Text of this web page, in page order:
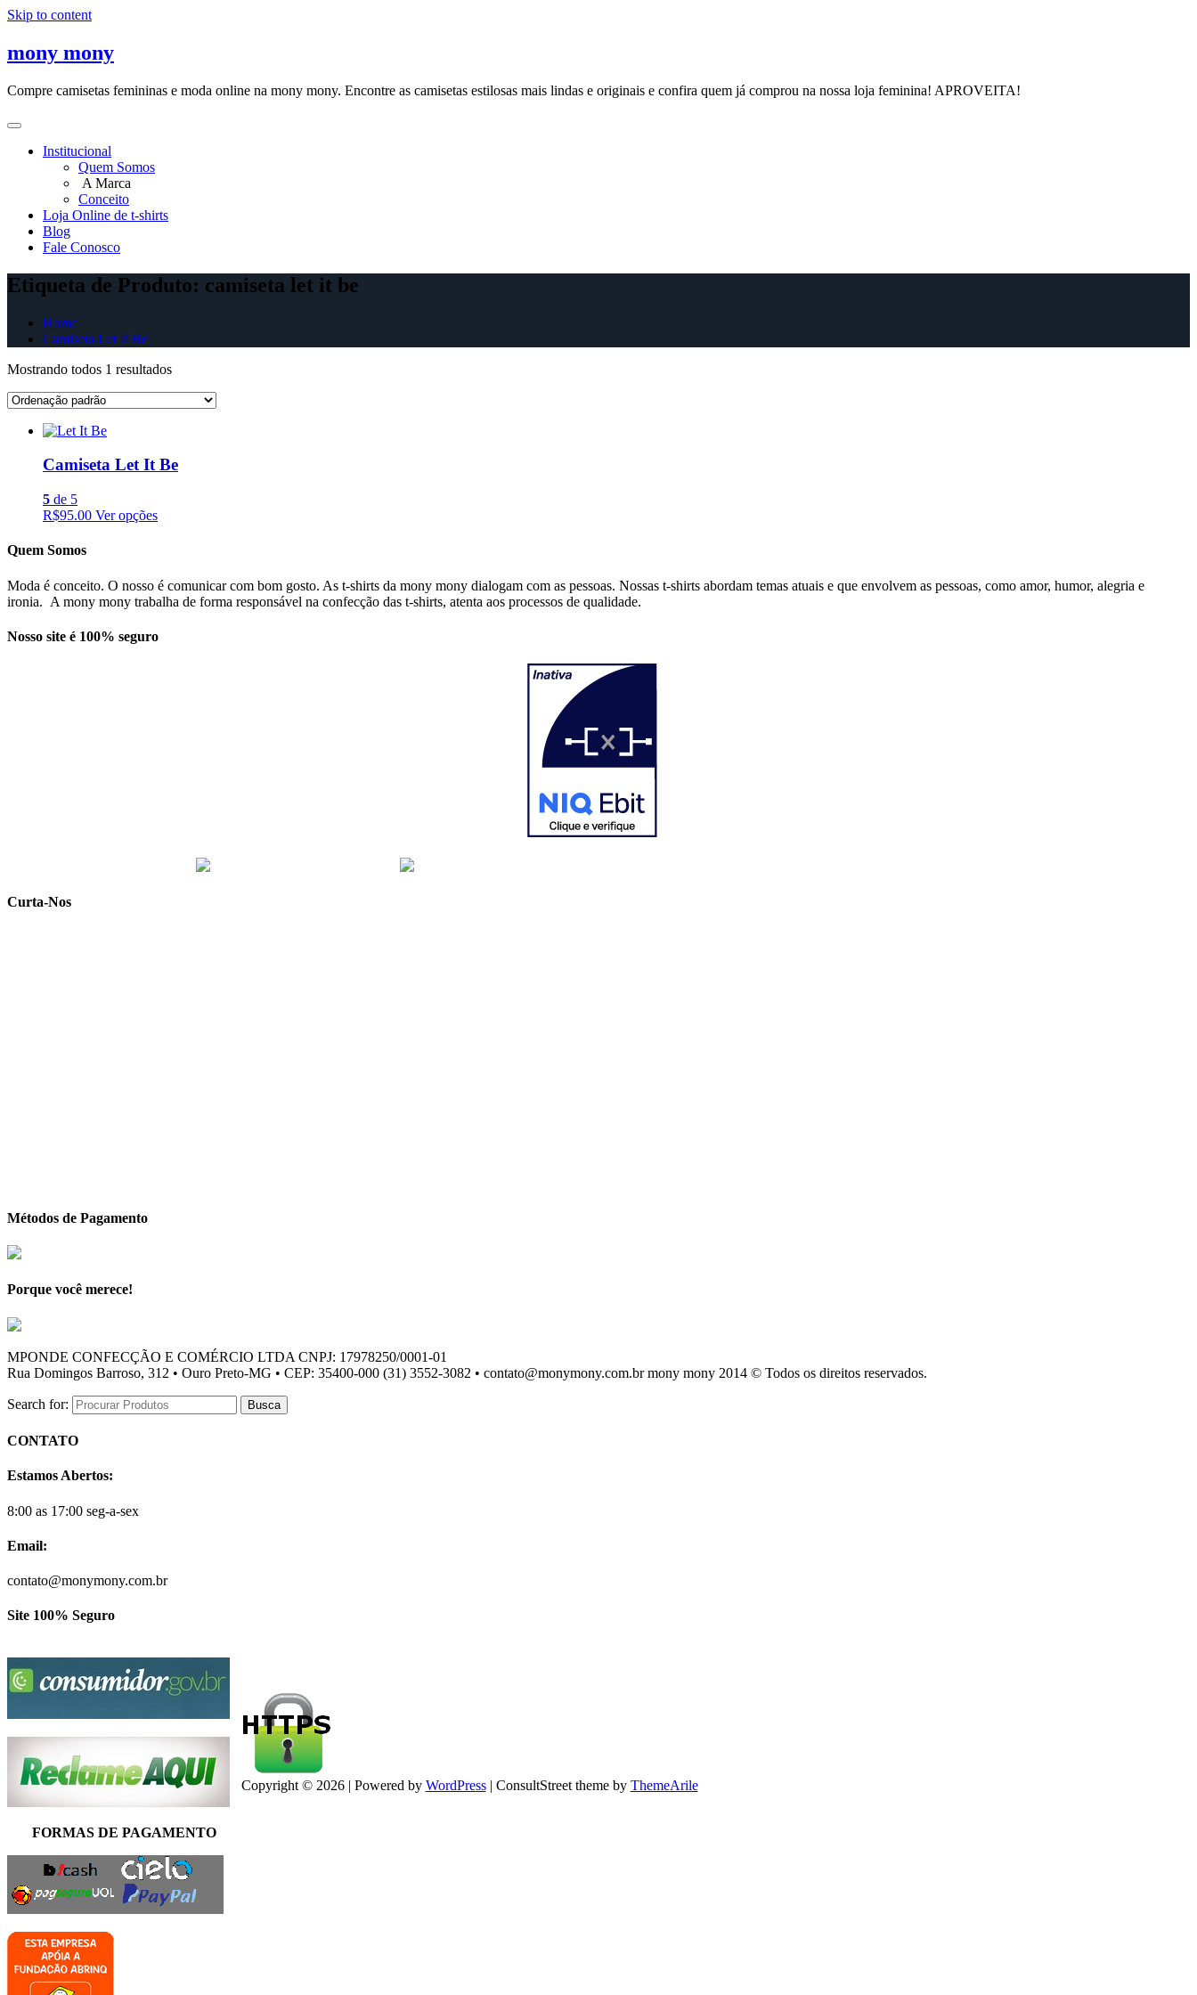
Skip to content
mony mony
Compre camisetas femininas e moda online na mony mony. Encontre as camisetas estilosas mais lindas e originais e confira quem já comprou na nossa loja feminina! APROVEITA!
Institucional
Quem Somos
A Marca
Conceito
Loja Online de t-shirts
Blog
Fale Conosco
Etiqueta de Produto: camiseta let it be
Home
Camiseta Let It Be
Mostrando todos 1 resultados
Camiseta Let It Be
5 de 5
R$95.00 Ver opções
Quem Somos
Moda é conceito. O nosso é comunicar com bom gosto. As t-shirts da mony mony dialogam com as pessoas. Nossas t-shirts abordam temas atuais e que envolvem as pessoas, como amor, humor, alegria e
ironia. A mony mony trabalha de forma responsável na confecção das t-shirts, atenta aos processos de qualidade.
Nosso site é 100% seguro
Curta-Nos
Métodos de Pagamento
Porque você merece!
MPONDE CONFECÇÃO E COMÉRCIO LTDA CNPJ: 17978250/0001-01
Rua Domingos Barroso, 312 • Ouro Preto-MG • CEP: 35400-000 (31) 3552-3082 • contato@monymony.com.br mony mony 2014 © Todos os direitos reservados.
Search for:
CONTATO
Estamos Abertos:
8:00 as 17:00 seg-a-sex
Email:
contato@monymony.com.br
Site 100% Seguro
FORMAS DE PAGAMENTO
Copyright © 2026 | Powered by WordPress | ConsultStreet theme by ThemeArile